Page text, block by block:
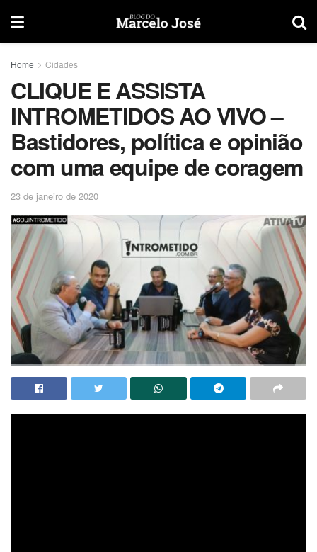
Home Cidades
CLIQUE E ASSISTA
INTROMETIDOS AO VIVO –
Bastidores, política e opinião
com uma equipe de coragem
23 de janeiro de 2020